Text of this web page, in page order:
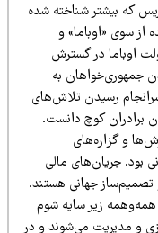
بیشتر شناخته شده
«اوباما» و
در گسترش
به
رسیدن تلاش‌های
کوچ دانست.
گزاره‌های
جریان‌های مالی
جهانی هستند.
زیر سایه شوم
می‌شوند و در